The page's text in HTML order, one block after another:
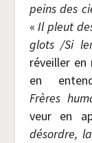
peins des
«Il pleut
glots /​Si
réveiller en
en
Frères
veur en
désordre,